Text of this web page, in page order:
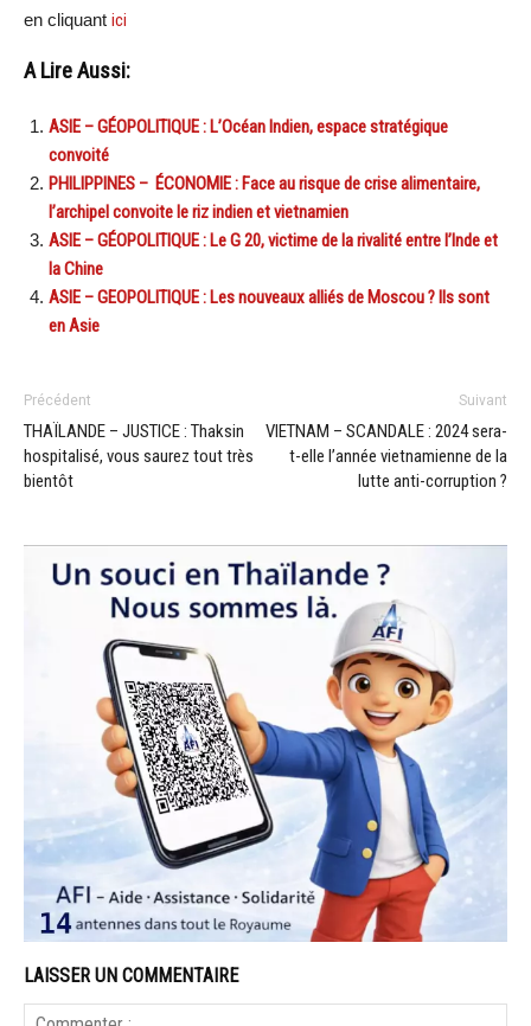
en cliquant ici
A Lire Aussi:
ASIE – GÉOPOLITIQUE : L’Océan Indien, espace stratégique
convoité
PHILIPPINES – ÉCONOMIE : Face au risque de crise alimentaire,
l’archipel convoite le riz indien et vietnamien
ASIE – GÉOPOLITIQUE : Le G 20, victime de la rivalité entre l’Inde et
la Chine
ASIE – GEOPOLITIQUE : Les nouveaux alliés de Moscou ? Ils sont
en Asie
Précédent
THAÏLANDE – JUSTICE : Thaksin
hospitalisé, vous saurez tout très
bientôt
Suivant
VIETNAM – SCANDALE : 2024 sera-
t-elle l’année vietnamienne de la
lutte anti-corruption ?
LAISSER UN COMMENTAIRE